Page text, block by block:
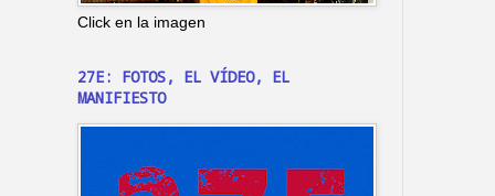
Click en la imagen
27E: FOTOS, EL VÍDEO, EL
MANIFIESTO